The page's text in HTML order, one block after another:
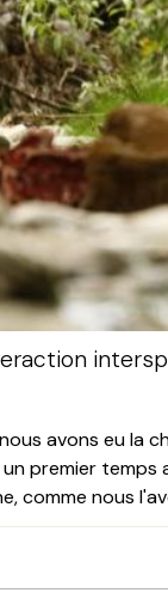
avons eu la
premier
comme nous